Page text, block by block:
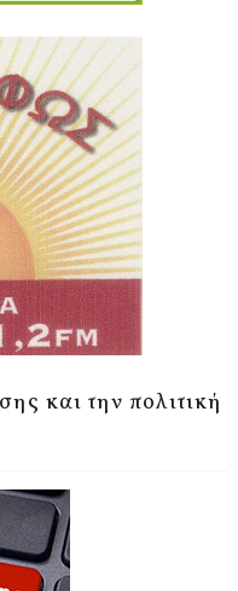
και την πολιτική